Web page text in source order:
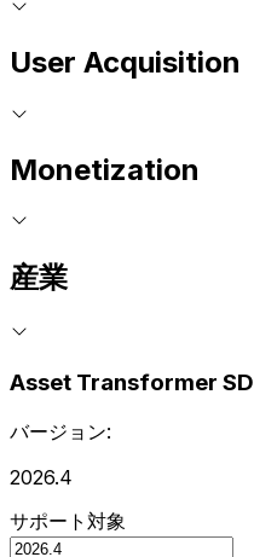
User Acquisition
Monetization
産業
Asset Transformer
バージョン:
2026.4
サポート対象